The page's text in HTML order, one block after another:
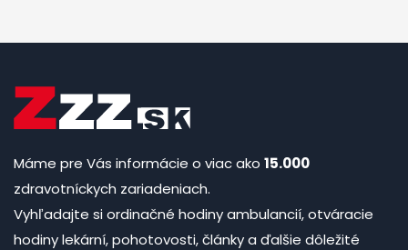
Máme pre Vás informácie o viac ako 15.000
zdravotníckych zariadeniach.
Vyhľadajte si ordinačné hodiny ambulancií, otváracie
hodiny lekární, pohotovosti, články a ďalšie dôležité